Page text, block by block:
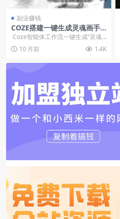
副业赚钱
COZE搭建一键生成灵魂画手
短视频工作流
Coze智能体工作流一键生成“灵魂
画手“短视频全流程保姆级教学...
10 月前 1.4K